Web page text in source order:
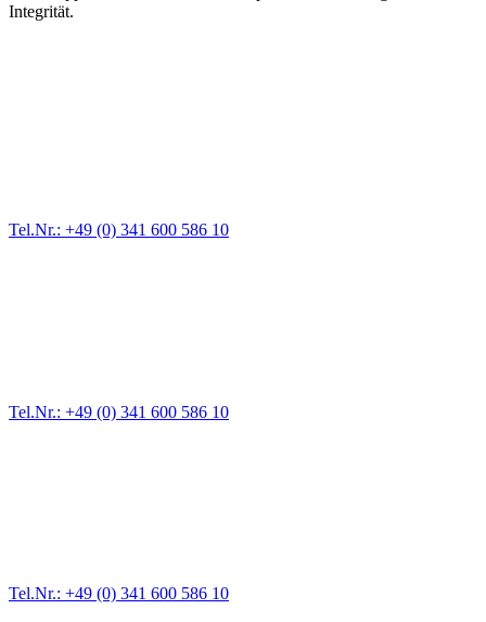
Integrität.
Tel.Nr.: +49 (0) 341 600 586 10
Tel.Nr.: +49 (0) 341 600 586 10
Tel.Nr.: +49 (0) 341 600 586 10